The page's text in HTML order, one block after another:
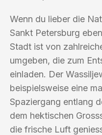
Wenn du lieber die
Sankt Petersburg
Stadt ist von
umgeben, die zum
einladen. Der
beispielsweise eine
Spaziergang entlang
dem hektischen
die frische Luft